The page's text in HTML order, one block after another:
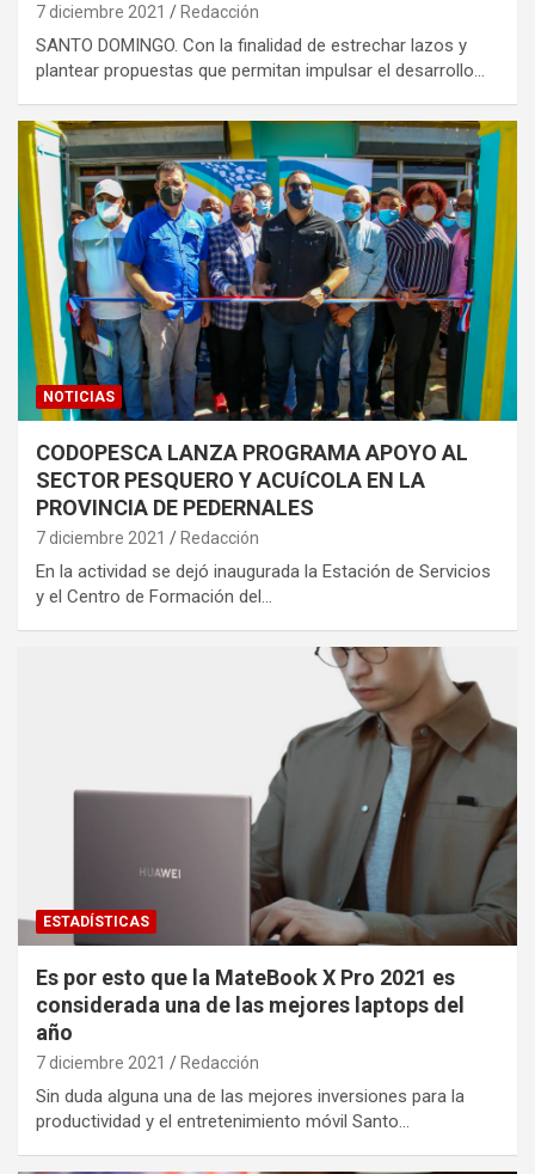
7 diciembre 2021 Redacción
SANTO DOMINGO. Con la finalidad de estrechar lazos y
plantear propuestas que permitan impulsar el desarrollo…
NOTICIAS
CODOPESCA LANZA PROGRAMA APOYO AL
SECTOR PESQUERO Y ACUíCOLA EN LA
PROVINCIA DE PEDERNALES
7 diciembre 2021 Redacción
En la actividad se dejó inaugurada la Estación de Servicios
y el Centro de Formación del…
ESTADÍSTICAS
Es por esto que la MateBook X Pro 2021 es
considerada una de las mejores laptops del
año
7 diciembre 2021 Redacción
Sin duda alguna una de las mejores inversiones para la
productividad y el entretenimiento móvil Santo…